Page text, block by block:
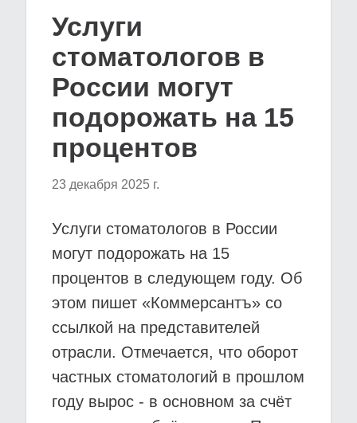
Услуги
стоматологов в
России могут
подорожать на 15
процентов
23 декабря 2025 г.
Услуги стоматологов в России
могут подорожать на 15
процентов в следующем году. Об
этом пишет «Коммерсантъ» со
ссылкой на представителей
отрасли. Отмечается, что оборот
частных стоматологий в прошлом
году вырос - в основном за счёт